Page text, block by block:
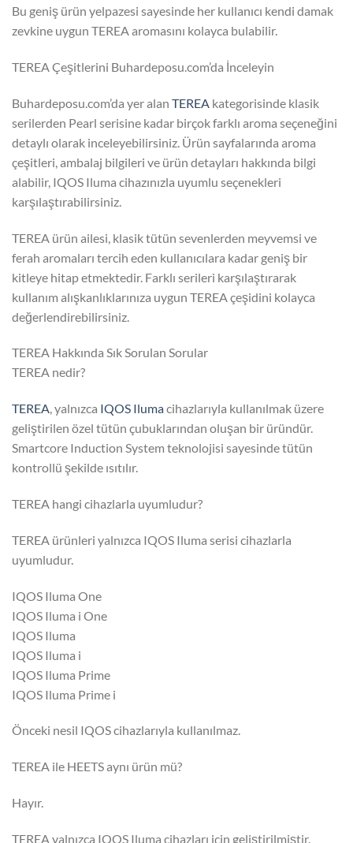
Bu geniş ürün yelpazesi sayesinde her kullanıcı kendi damak
zevkine uygun TEREA aromasını kolayca bulabilir.
TEREA Çeşitlerini Buhardeposu.com’da İnceleyin
Buhardeposu.com’da yer alan TEREA kategorisinde klasik
serilerden Pearl serisine kadar birçok farklı aroma seçeneğini
detaylı olarak inceleyebilirsiniz. Ürün sayfalarında aroma
çeşitleri, ambalaj bilgileri ve ürün detayları hakkında bilgi
alabilir, IQOS Iluma cihazınızla uyumlu seçenekleri
karşılaştırabilirsiniz.
TEREA ürün ailesi, klasik tütün sevenlerden meyvemsi ve
ferah aromaları tercih eden kullanıcılara kadar geniş bir
kitleye hitap etmektedir. Farklı serileri karşılaştırarak
kullanım alışkanlıklarınıza uygun TEREA çeşidini kolayca
değerlendirebilirsiniz.
TEREA Hakkında Sık Sorulan Sorular
TEREA nedir?
TEREA, yalnızca IQOS Ilumacihazlarıyla kullanılmak üzere
geliştirilen özel tütün çubuklarından oluşan bir üründür.
Smartcore Induction System teknolojisi sayesinde tütün
kontrollü şekilde ısıtılır.
TEREA hangi cihazlarla uyumludur?
TEREA ürünleri yalnızca IQOS Iluma serisi cihazlarla
uyumludur.
IQOS Iluma One
IQOS Iluma i One
IQOS Iluma
IQOS Iluma i
IQOS Iluma Prime
IQOS Iluma Prime i
Önceki nesil IQOS cihazlarıyla kullanılmaz.
TEREA ile HEETS aynı ürün mü?
Hayır.
TEREA yalnızca IQOS Iluma cihazları için geliştirilmiştir.